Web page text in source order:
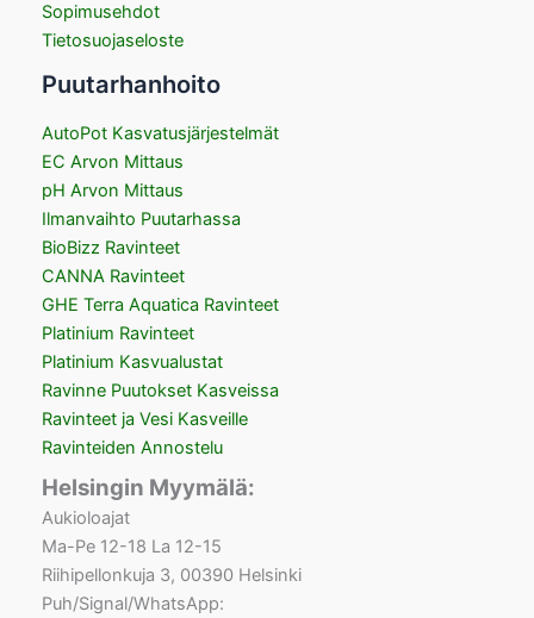
Sopimusehdot
Tietosuojaseloste
Puutarhanhoito
AutoPot Kasvatusjärjestelmät
EC Arvon Mittaus
pH Arvon Mittaus
Ilmanvaihto Puutarhassa
BioBizz Ravinteet
CANNA Ravinteet
GHE Terra Aquatica Ravinteet
Platinium Ravinteet
Platinium Kasvualustat
Ravinne Puutokset Kasveissa
Ravinteet ja Vesi Kasveille
Ravinteiden Annostelu
Helsingin Myymälä:
Aukioloajat
Ma-Pe 12-18 La 12-15
Riihipellonkuja 3, 00390 Helsinki
Puh/Signal/WhatsApp: